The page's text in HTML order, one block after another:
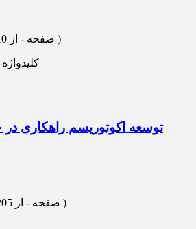
(‎13 صفحه - )
کلیدواژه
توسعه اکوتوریسم راهکاری
(‎18 صفحه - )